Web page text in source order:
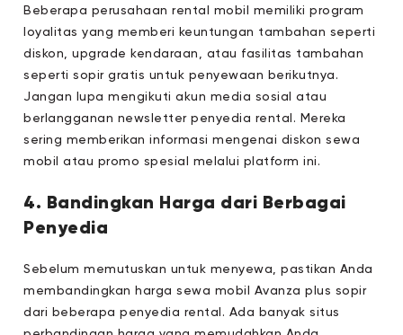
Beberapa perusahaan rental mobil memiliki program
loyalitas yang memberi keuntungan tambahan seperti
diskon, upgrade kendaraan, atau fasilitas tambahan
seperti sopir gratis untuk penyewaan berikutnya.
Jangan lupa mengikuti akun media sosial atau
berlangganan newsletter penyedia rental. Mereka
sering memberikan informasi mengenai diskon sewa
mobil atau promo spesial melalui platform ini.
4. Bandingkan Harga dari Berbagai
Penyedia
Sebelum memutuskan untuk menyewa, pastikan Anda
membandingkan harga sewa mobil Avanza plus sopir
dari beberapa penyedia rental. Ada banyak situs